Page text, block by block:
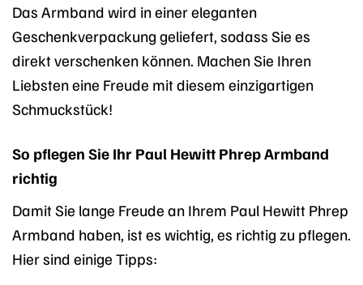
Das Armband wird in einer eleganten
Geschenkverpackung geliefert, sodass Sie es
direkt verschenken können. Machen Sie Ihren
Liebsten eine Freude mit diesem einzigartigen
Schmuckstück!
So pflegen Sie Ihr Paul Hewitt Phrep Armband
richtig
Damit Sie lange Freude an Ihrem Paul Hewitt Phrep
Armband haben, ist es wichtig, es richtig zu pflegen.
Hier sind einige Tipps: